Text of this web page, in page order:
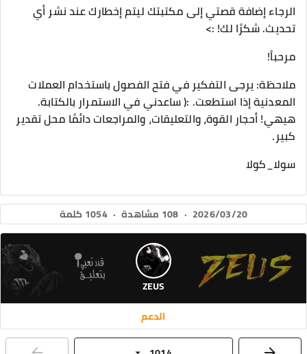
الرجاء إضافة قصتي إلى مكتبتك ليتم إخطارك عند نشر أي
تحديث. شكرًا لك! :>
مرحباً!
ملاحظة: يرجى التفكير في فتح الفصول باستخدام العملات
المعدنية إذا استطعت. :( ساعدني في الاستمرار بالكتابة.
هيهي! أحجار القوة، والتعليقات، والمراجعات دائمًا محل تقدير
كبير.
سولا_كولا
2026/03/20
· 108 مشاهدة · 1054 كلمة
ZEUS
الدعم